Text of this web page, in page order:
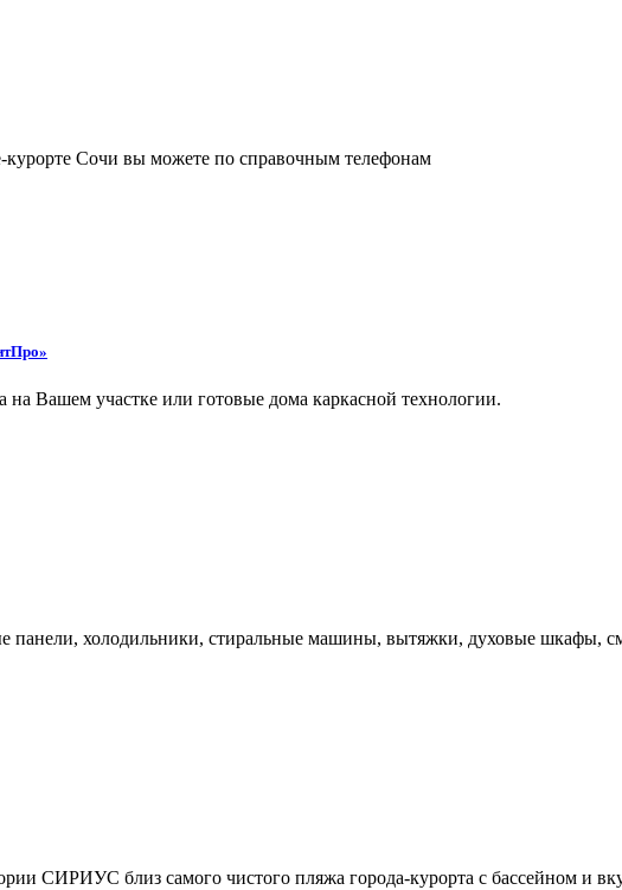
Сочи вы можете по справочным телефонам
на Вашем участке или готовые дома каркасной технологии.
панели, холодильники, стиральные машины, вытяжки, духовые шкафы,
СИРИУС близ самого чистого пляжа города-курорта с бассейном и